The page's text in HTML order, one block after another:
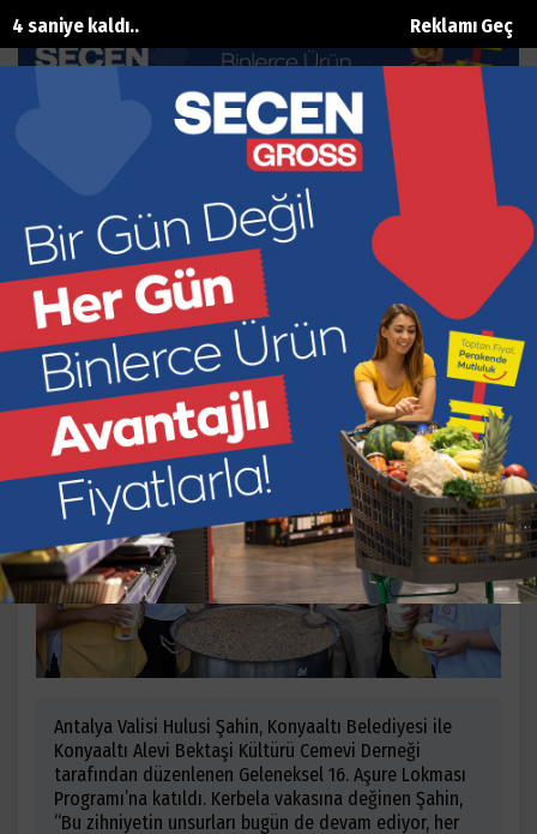
Reklamı Geç
2 saniye kaldı..
Kerbela, İnsanlık Tarihinin En Elim
Hadiselerinden Birisi
Ana Sayfa Gündem
Antalya Valisi Hulusi Şahin, Konyaaltı Belediyesi ile
Konyaaltı Alevi Bektaşi Kültürü Cemevi Derneği
tarafından düzenlenen Geleneksel 16. Aşure Lokması
Programı’na katıldı. Kerbela vakasına değinen Şahin,
“Bu zihniyetin unsurları bugün de devam ediyor, her